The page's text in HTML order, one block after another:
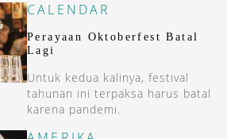
CALENDAR
Perayaan Oktoberfest Batal
Lagi
Untuk kedua kalinya, festival
tahunan ini terpaksa harus batal
karena pandemi.